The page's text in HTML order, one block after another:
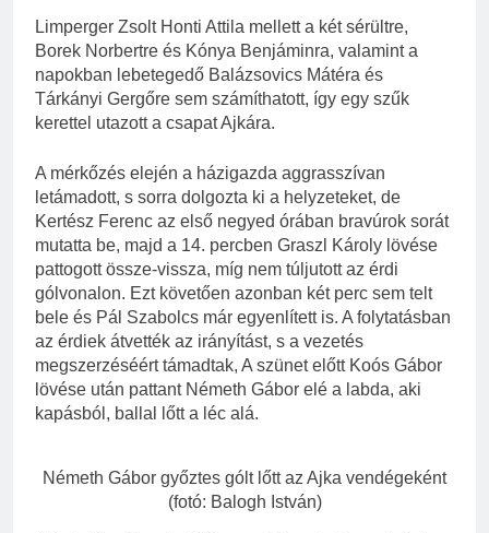
Limperger Zsolt Honti Attila mellett a két sérültre,
Borek Norbertre és Kónya Benjáminra, valamint a
napokban lebetegedő Balázsovics Mátéra és
Tárkányi Gergőre sem számíthatott, így egy szűk
kerettel utazott a csapat Ajkára.
A mérkőzés elején a házigazda aggrasszívan
letámadott, s sorra dolgozta ki a helyzeteket, de
Kertész Ferenc az első negyed órában bravúrok sorát
mutatta be, majd a 14. percben Graszl Károly lövése
pattogott össze-vissza, míg nem túljutott az érdi
gólvonalon. Ezt követően azonban két perc sem telt
bele és Pál Szabolcs már egyenlített is. A folytatásban
az érdiek átvették az irányítást, s a vezetés
megszerzéséért támadtak, A szünet előtt Koós Gábor
lövése után pattant Németh Gábor elé a labda, aki
kapásból, ballal lőtt a léc alá.
Németh Gábor győztes gólt lőtt az Ajka vendégeként
(fotó: Balogh István)